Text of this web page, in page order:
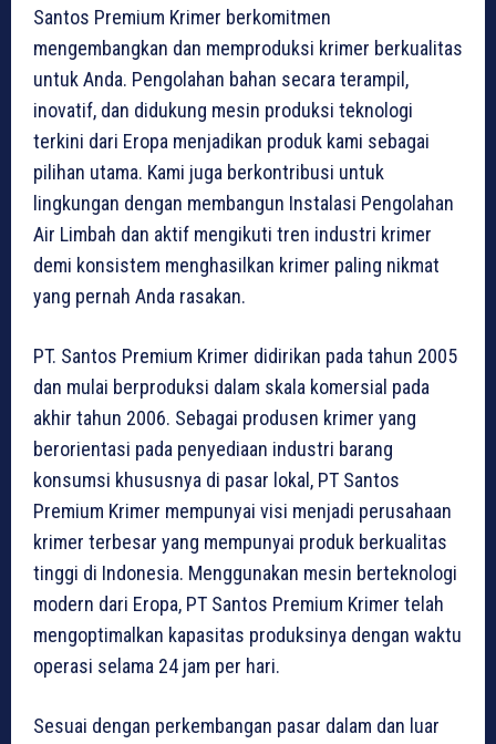
Santos Premium Krimer berkomitmen
mengembangkan dan memproduksi krimer berkualitas
untuk Anda. Pengolahan bahan secara terampil,
inovatif, dan didukung mesin produksi teknologi
terkini dari Eropa menjadikan produk kami sebagai
pilihan utama. Kami juga berkontribusi untuk
lingkungan dengan membangun Instalasi Pengolahan
Air Limbah dan aktif mengikuti tren industri krimer
demi konsistem menghasilkan krimer paling nikmat
yang pernah Anda rasakan.
PT. Santos Premium Krimer didirikan pada tahun 2005
dan mulai berproduksi dalam skala komersial pada
akhir tahun 2006. Sebagai produsen krimer yang
berorientasi pada penyediaan industri barang
konsumsi khususnya di pasar lokal, PT Santos
Premium Krimer mempunyai visi menjadi perusahaan
krimer terbesar yang mempunyai produk berkualitas
tinggi di Indonesia. Menggunakan mesin berteknologi
modern dari Eropa, PT Santos Premium Krimer telah
mengoptimalkan kapasitas produksinya dengan waktu
operasi selama 24 jam per hari.
Sesuai dengan perkembangan pasar dalam dan luar